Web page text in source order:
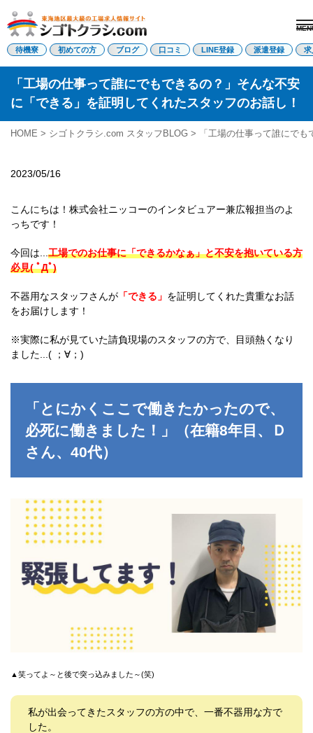
電話受付はこちら
派遣登録 LINE登録
待機寮について
東海エリア
三重県
岐阜県
静岡県
関西エリア
滋賀県
京都府
兵庫県
奈良県
関東エリア
茨城県
栃木県
群馬県
千葉県
東北エリア
青森県
岩手県
秋田県
山形県
福島県
北海道エリア
甲信越・北陸エリア
福井県
長野県
山梨県
中国エリア
待機寮 初めての方 ブログ 口コミ LINE登録 派遣登録 求
「工場の仕事って誰にでもできるの？」そんな不安
に「できる」を証明してくれたスタッフのお話し！
HOME > シゴトクラシ.com スタッフBLOG > 「工場の仕事って誰にでも
2023/05/16
こんにちは！株式会社ニッコーのインタビュアー兼広報担当のよ
っちです！
今回は... 工場でのお仕事に「できるかなぁ」と不安を抱いている方
必見( ﾟДﾟ)
不器用なスタッフさんが 「できる」 を証明してくれた貴重なお話
をお届けします！
※実際に私が見ていた請負現場のスタッフの方で、目頭熱くなり
ました...( ；∀；)
「とにかくここで働きたかったので、
必死に働きました！」（在籍8年目、Ｄ
さん、40代）
▲笑ってよ～と後で突っ込みました～(笑)
私が出会ってきたスタッフの方の中で、一番不器用な方で
した。